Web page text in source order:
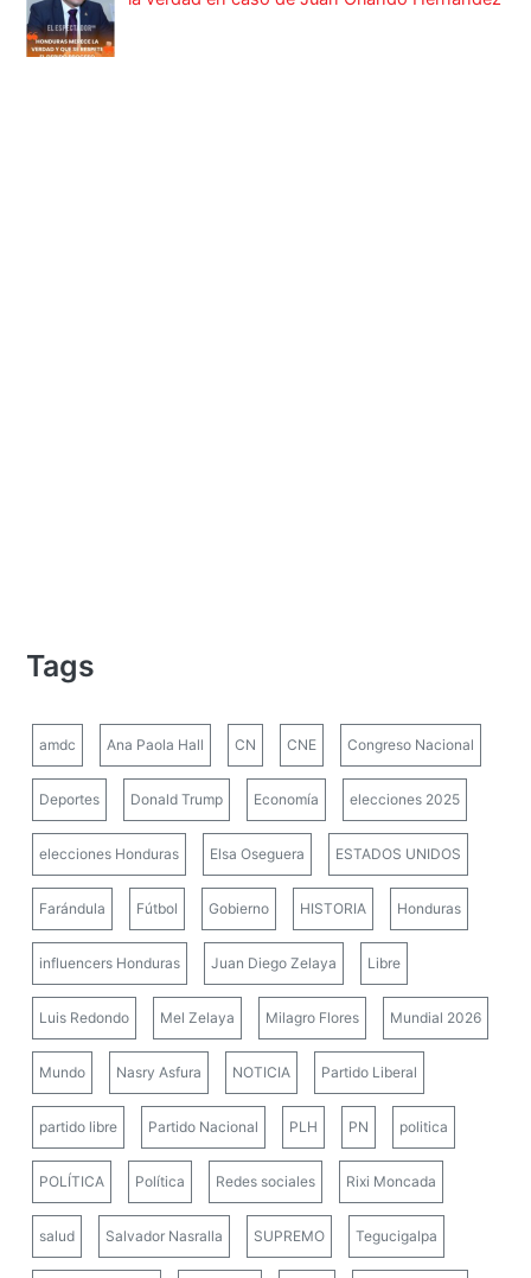
Tags
amdc Ana Paola Hall CN CNE Congreso Nacional
Deportes Donald Trump Economía elecciones 2025
elecciones Honduras Elsa Oseguera ESTADOS UNIDOS
Farándula Fútbol Gobierno HISTORIA Honduras
influencers Honduras Juan Diego Zelaya Libre
Luis Redondo Mel Zelaya Milagro Flores Mundial 2026
Mundo Nasry Asfura NOTICIA Partido Liberal
partido libre Partido Nacional PLH PN politica
POLÍTICA Política Redes sociales Rixi Moncada
salud Salvador Nasralla SUPREMO Tegucigalpa